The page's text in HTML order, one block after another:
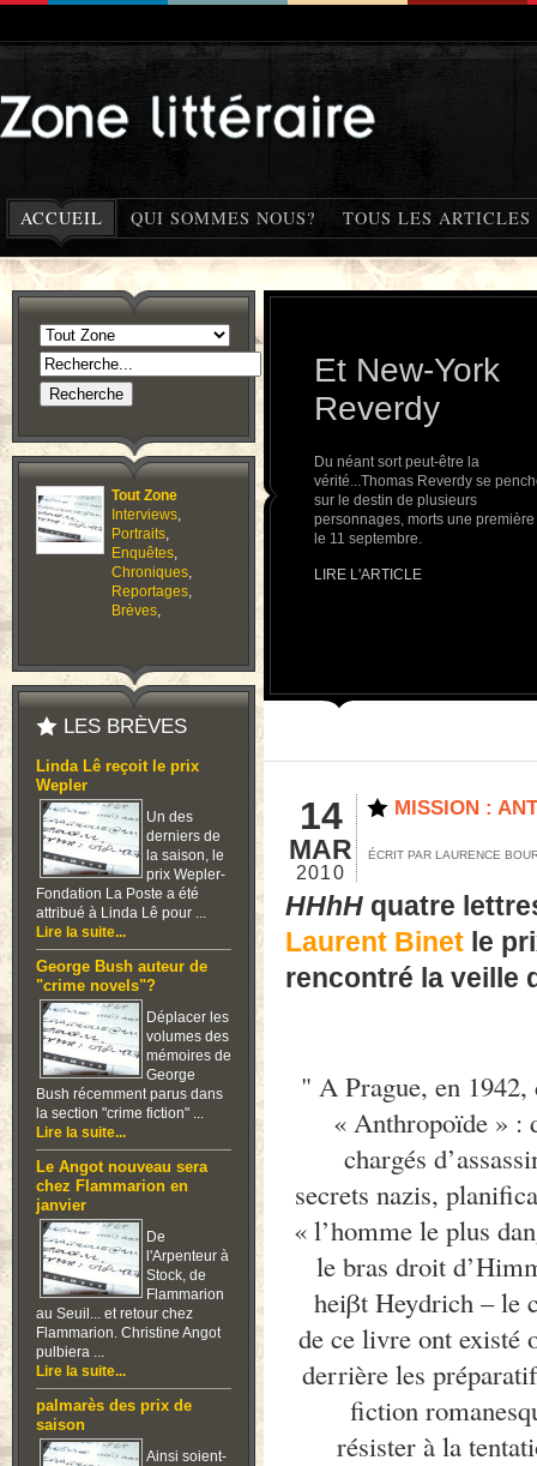
ACCUEIL QUI SOMMES NOUS? TOUS LES ARTICLES
Tout Zone
Interviews,
Portraits,
Enquêtes,
Chroniques,
Reportages,
Brèves,
LES BRÈVES
Linda Lê reçoit le prix
Wepler
Un des
derniers de
la saison, le
prix Wepler-
Fondation La Poste a été
attribué à Linda Lê pour ...
Lire la suite...
George Bush auteur de
"crime novels"?
Déplacer les
volumes des
mémoires de
George
Bush récemment parus dans
la section "crime fiction" ...
Lire la suite...
Le Angot nouveau sera
chez Flammarion en
janvier
De
l'Arpenteur à
Stock, de
Flammarion
au Seuil... et retour chez
Flammarion. Christine Angot
pulbiera ...
Lire la suite...
palmarès des prix de
saison
Ainsi soient-
Et New-York
Reverdy
Du néant sort peut-être la
vérité...Thomas Reverdy se
sur le destin de plusieurs
personnages, morts une première
le 11 septembre.
LIRE L'ARTICLE
14
MAR
2010
MISSION :
ÉCRIT PAR LAURENCE
HHhH quatre
Laurent Binet le
rencontré la veille
" A Prague, en 1942,
« Anthropoïde » :
chargés
secrets nazis,
« l’homme le plus
le bras droit
heiβt Heydrich – le
de ce livre ont existé
derrière les
fiction
résister à la